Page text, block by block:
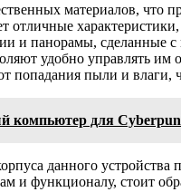
материалов, что
отличные
и панорамы, сделанные
удобно управлять
попадания пыли и влаги,
компьютер для
данного устройства
и функционалу, стоит